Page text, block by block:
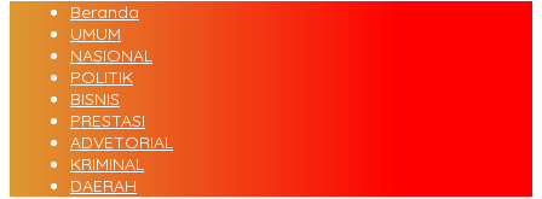
Beranda
UMUM
NASIONAL
POLITIK
BISNIS
PRESTASI
ADVETORIAL
KRIMINAL
DAERAH